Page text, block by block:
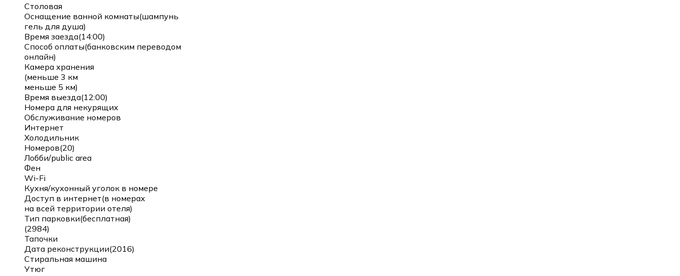
Столовая
Оснащение ванной комнаты(шампунь
гель для душа)
Время заезда(14:00)
Способ оплаты(банковским переводом
онлайн)
Камера хранения
(меньше 3 км
меньше 5 км)
Время выезда(12:00)
Номера для некурящих
Обслуживание номеров
Интернет
Холодильник
Номеров(20)
Лобби/public area
Фен
Wi-Fi
Кухня/кухонный уголок в номере
Доступ в интернет(в номерах
на всей территории отеля)
Тип парковки(бесплатная)
(2984)
Тапочки
Дата реконструкции(2016)
Стиральная машина
Утюг